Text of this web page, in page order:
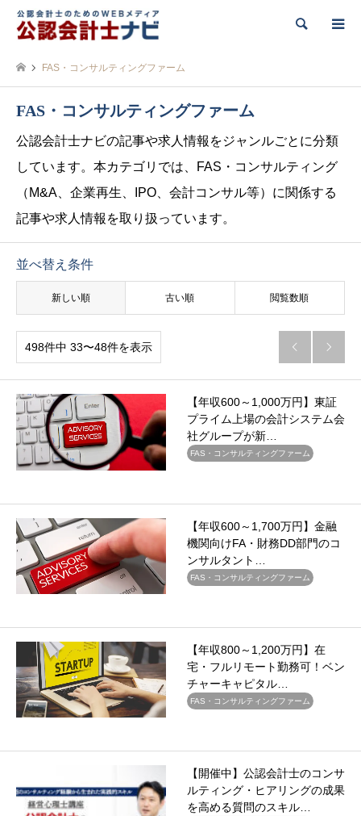
検索
FAS・コンサルティングファーム
FAS・コンサルティングファーム
公認会計士ナビの記事や求人情報をジャンルごとに分類
しています。本カテゴリでは、FAS・コンサルティング
（M&A、企業再生、IPO、会計コンサル等）に関係する
記事や求人情報を取り扱っています。
並べ替え条件
新しい順 古い順 閲覧数順
498件中 33〜48件を表示  
【年収600～1,000万円】東証
プライム上場の会計システム会
社グループが新…
FAS・コンサルティングファーム
【年収600～1,700万円】金融
機関向けFA・財務DD部門のコ
ンサルタント…
FAS・コンサルティングファーム
【年収800～1,200万円】在
宅・フルリモート勤務可！ベン
チャーキャピタル…
FAS・コンサルティングファーム
【開催中】公認会計士のコンサ
ルティング・ヒアリングの成果
を高める質問のスキル…